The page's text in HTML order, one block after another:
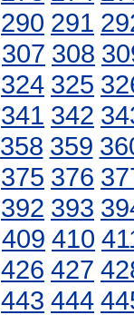
290 291
307 308
324 325
341 342
358 359
375 376
392 393
409 410
426 427
443 444